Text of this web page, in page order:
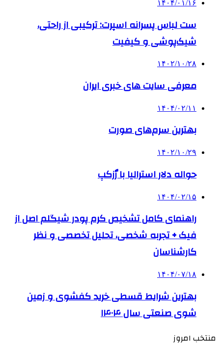
۱۴۰۴/۰۱/۱۶
ست لباس پسرانه اسپرت: ترکیبی از راحتی،
شیک‌پوشی و کیفیت
۱۴۰۲/۱۰/۲۸
معرفی سایت های خبری ایران
۱۴۰۴/۰۲/۱۱
بهترین سرم‌های صورت
۱۴۰۲/۱۰/۲۹
حواله دلار استرالیا با رٌزکپ
۱۴۰۴/۰۲/۱۵
راهنمای کامل تشخیص کرم پودر شیگلم اصل از
فیک + تجربه شخصی، تحلیل تخصصی و نظر
کارشناسان
۱۴۰۴/۰۷/۱۸
بهترین شرایط قسطی خرید کفشوی و زمین
شوی صنعتی سال ۱۴۰۴
منتخب امروز